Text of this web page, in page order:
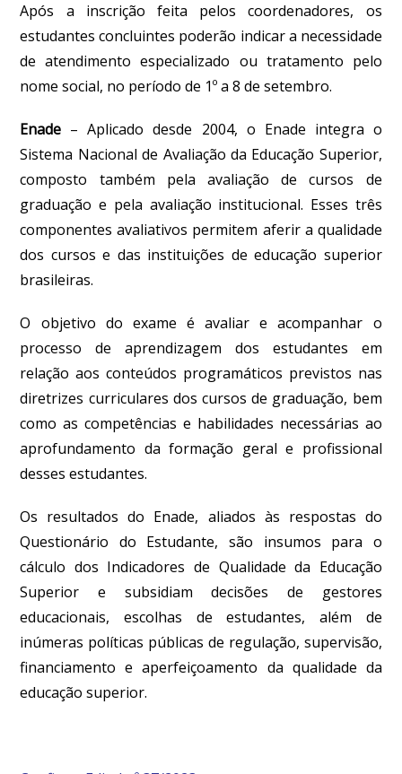
Após a inscrição feita pelos coordenadores, os
estudantes concluintes poderão indicar a necessidade
de atendimento especializado ou tratamento pelo
nome social, no período de 1º a 8 de setembro.
Enade – Aplicado desde 2004, o Enade integra o
Sistema Nacional de Avaliação da Educação Superior,
composto também pela avaliação de cursos de
graduação e pela avaliação institucional. Esses três
componentes avaliativos permitem aferir a qualidade
dos cursos e das instituições de educação superior
brasileiras.
O objetivo do exame é avaliar e acompanhar o
processo de aprendizagem dos estudantes em
relação aos conteúdos programáticos previstos nas
diretrizes curriculares dos cursos de graduação, bem
como as competências e habilidades necessárias ao
aprofundamento da formação geral e profissional
desses estudantes.
Os resultados do Enade, aliados às respostas do
Questionário do Estudante, são insumos para o
cálculo dos Indicadores de Qualidade da Educação
Superior e subsidiam decisões de gestores
educacionais, escolhas de estudantes, além de
inúmeras políticas públicas de regulação, supervisão,
financiamento e aperfeiçoamento da qualidade da
educação superior.